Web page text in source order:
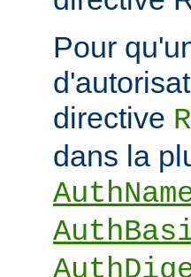
Pour
directive
dans la